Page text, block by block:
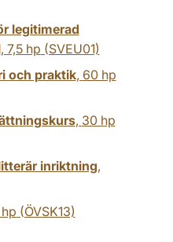
legitimerad
, 7,5 hp (SVEU01)
och praktik, 60 hp
, 30 hp
inriktning,
(ÖVSK13)